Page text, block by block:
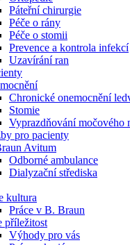
Páteřní chirurgie
Péče o rány
Péče o stomii
Prevence a kontrola infekcí
Uzavírání ran
Chronické onemocnění
Stomie
Vyprazdňování močového
pro pacienty
Avitum
Odborné ambulance
Dialyzační střediska
kultura
Práce v B. Braun
příležitost​
Výhody pro vás